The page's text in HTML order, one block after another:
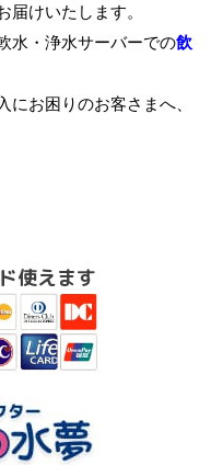
届けいたします。
水・浄水サーバーでの飲
お困りのお客さまへ、
使えます